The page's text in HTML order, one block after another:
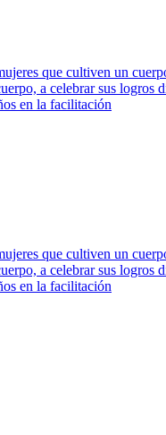
que cultiven un
a celebrar sus
en la facilitación
que cultiven un
a celebrar sus
en la facilitación